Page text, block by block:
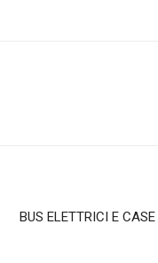
BUS ELETTRICI E